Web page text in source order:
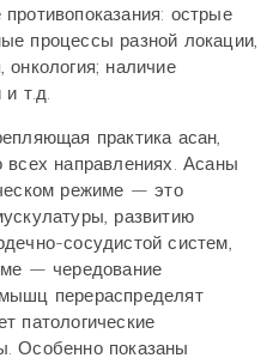
острые
процессы разной локации,
наличие
и т.д.
практика асан,
направлениях. Асаны
режиме — это
развитию
сосудистой систем,
— чередование
перераспределят
патологические
Особенно показаны